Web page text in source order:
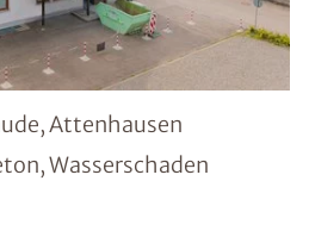
Attenhausen
Wasserschaden